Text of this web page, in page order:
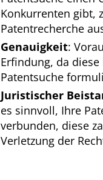
Konkurrenten gibt,
Patentrecherche
Genauigkeit:
Erfindung, da
Patentsuche
Juristischer
es sinnvoll, Ihre
verbunden, diese
Verletzung der